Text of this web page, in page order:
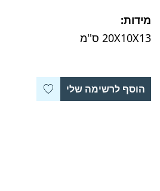
מידות:
20X10X13 ס''מ
הוסף לרשימה שלי